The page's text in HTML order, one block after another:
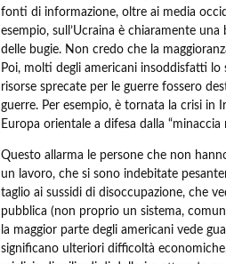
fonti di informazione, oltre ai media
esempio, sull’Ucraina è chiaramente
delle bugie. Non credo che la
Poi, molti degli americani insoddisfatti
risorse sprecate per le guerre fossero
guerre. Per esempio, è tornata la crisi in
Europa orientale a difesa dalla “minaccia
Questo allarma le persone che non
un lavoro, che si sono indebitate
taglio ai sussidi di disoccupazione, che
pubblica (non proprio un sistema,
la maggior parte degli americani vede
significano ulteriori difficoltà